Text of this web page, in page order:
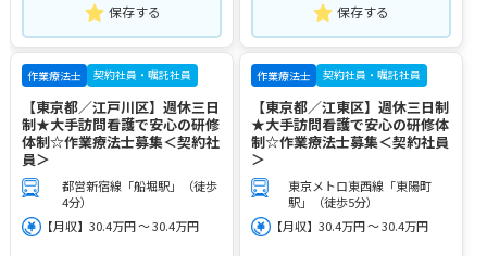
保存する 保存する
作業療法士 契約社員・嘱託社員
【東京都／江戸川区】週休三日
制★大手訪問看護で安心の研修
体制☆作業療法士募集＜契約社
員＞
都営新宿線「船堀駅」（徒歩
4分）
【月収】30.4万円 ～ 30.4万円
作業療法士 契約社員・嘱託社員
【東京都／江東区】週休三日制
★大手訪問看護で安心の研修体
制☆作業療法士募集＜契約社員
＞
東京メトロ東西線「東陽町
駅」（徒歩5分）
【月収】30.4万円 ～ 30.4万円